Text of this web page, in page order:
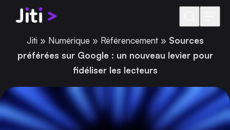
Aller au contenu
Jiti» Numérique» Référencement» Sources
préférées sur Google : un nouveau levier pour
fidéliser les lecteurs